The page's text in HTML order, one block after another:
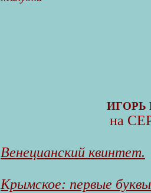
на
Венецианский квинтет.
Крымское: первые